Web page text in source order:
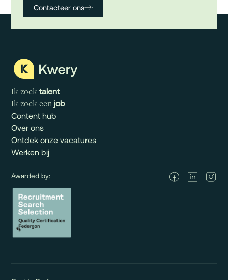
Contacteer ons
Ik zoek talent
Ik zoek een job
Content hub
Over ons
Ontdek onze vacatures
Werken bij
Awarded by: